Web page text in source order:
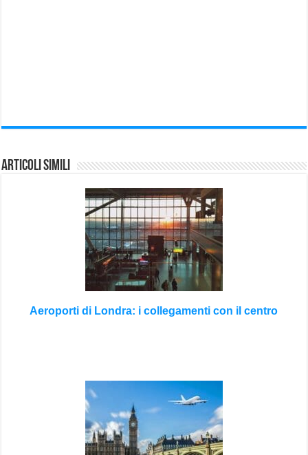
Articoli Simili
Aeroporti di Londra: i collegamenti con il centro